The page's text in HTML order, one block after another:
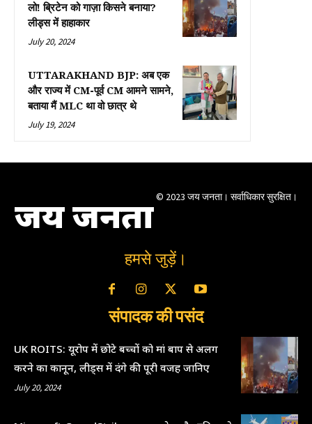
लो! ब्रिटेन को गाज़ा किसने बनाया?
लीड्स में हाहाकार
July 20, 2024
UTTARAKHAND BJP: अब एक
और राज्य में CM-पूर्व CM आमने सामने,
बताया मैं MLC था वो छात्र थे
July 19, 2024
जय जनता © 2023 जय जनता। सर्वाधिकार सुरक्षित।
हमसे जुड़ें।
संपादक की पसंद
UK ROITS: यूरोप में छोटे बच्चों को मां बाप से अलग
करने का कानून, लीड्स में दंगे की पूरी वजह जानिए
July 20, 2024